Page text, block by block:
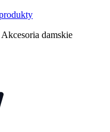
Akcesoria damskie